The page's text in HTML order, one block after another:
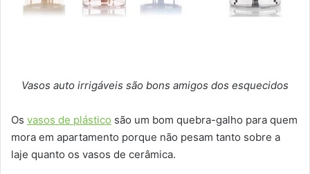
Vasos auto irrigáveis são bons amigos dos esquecidos
Os vasos de plástico são um bom quebra-galho para quem
mora em apartamento porque não pesam tanto sobre a
laje quanto os vasos de cerâmica.